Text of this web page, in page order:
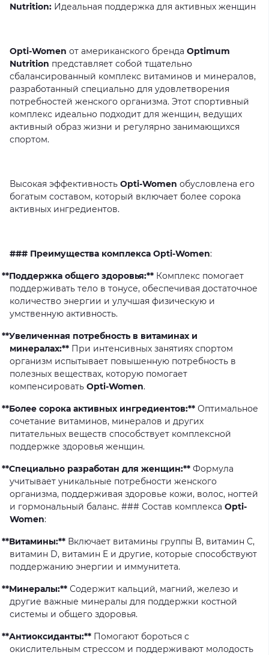
Nutrition: Идеальная поддержка для активных женщин
Opti-Women от американского бренда Optimum
Nutrition представляет собой тщательно
сбалансированный комплекс витаминов и минералов,
разработанный специально для удовлетворения
потребностей женского организма. Этот спортивный
комплекс идеально подходит для женщин, ведущих
активный образ жизни и регулярно занимающихся
спортом.
Высокая эффективность Opti-Women обусловлена его
богатым составом, который включает более сорока
активных ингредиентов.
### Преимущества комплекса Opti-Women:
**Поддержка общего здоровья:** Комплекс помогает
поддерживать тело в тонусе, обеспечивая достаточное
количество энергии и улучшая физическую и
умственную активность.
**Увеличенная потребность в витаминах и
минералах:** При интенсивных занятиях спортом
организм испытывает повышенную потребность в
полезных веществах, которую помогает
компенсировать Opti-Women.
**Более сорока активных ингредиентов:** Оптимальное
сочетание витаминов, минералов и других
питательных веществ способствует комплексной
поддержке здоровья женщин.
**Специально разработан для женщин:** Формула
учитывает уникальные потребности женского
организма, поддерживая здоровье кожи, волос, ногтей
и гормональный баланс. ### Состав комплекса Opti-
Women:
**Витамины:** Включает витамины группы B, витамин C,
витамин D, витамин E и другие, которые способствуют
поддержанию энергии и иммунитета.
**Минералы:** Содержит кальций, магний, железо и
другие важные минералы для поддержки костной
системы и общего здоровья.
**Антиоксиданты:** Помогают бороться с
окислительным стрессом и поддерживают молодость